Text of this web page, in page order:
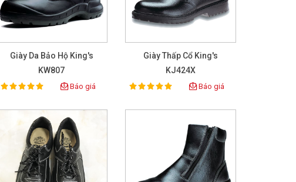
Giày Da Bảo Hộ King's
KW807
Rating:
100% Báo giá
Giày Thấp Cổ King's
KJ424X
Rating:
100% Báo giá